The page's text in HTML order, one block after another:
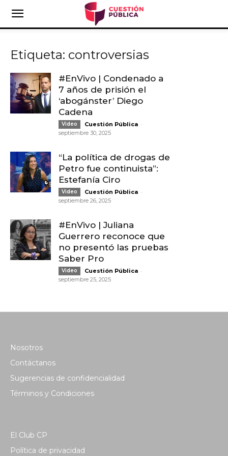
Etiqueta: controversias
#EnVivo | Condenado a
7 años de prisión el
‘abogánster’ Diego
Cadena
Video Cuestión Pública -
septiembre 30, 2025
“La política de drogas de
Petro fue continuista”:
Estefanía Ciro
Video Cuestión Pública -
septiembre 26, 2025
#EnVivo | Juliana
Guerrero reconoce que
no presentó las pruebas
Saber Pro
Video Cuestión Pública -
septiembre 25, 2025
Nosotros
Contáctanos
Sugerencias de confidencialidad
Términos y Condiciones
El Club CP
Política de privacidad